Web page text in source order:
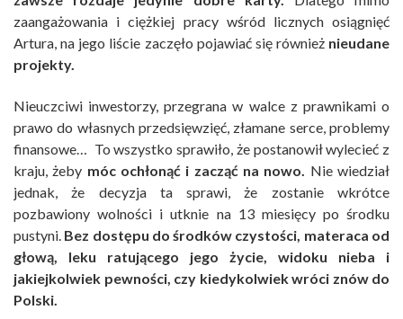
zaangażowania i ciężkiej pracy wśród licznych osiągnięć
Artura, na jego liście zaczęło pojawiać się również nieudane
projekty.
Nieuczciwi inwestorzy, przegrana w walce z prawnikami o
prawo do własnych przedsięwzięć, złamane serce, problemy
finansowe… To wszystko sprawiło, że postanowił wylecieć z
kraju, żeby móc ochłonąć i zacząć na nowo.
Nie wiedział
jednak, że decyzja ta sprawi, że zostanie wkrótce
pozbawiony wolności i utknie na 13 miesięcy po środku
pustyni. Bez dostępu do środków czystości, materaca od
głową, leku ratującego jego życie, widoku nieba i
jakiejkolwiek pewności, czy kiedykolwiek wróci znów do
Polski.